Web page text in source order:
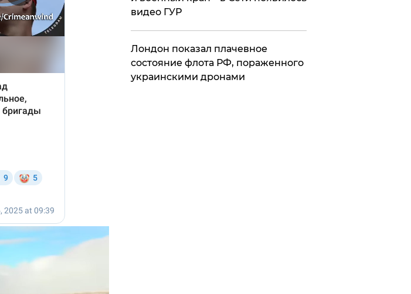
видео ГУР
Лондон показал плачевное
состояние флота РФ, пораженного
украинскими дронами